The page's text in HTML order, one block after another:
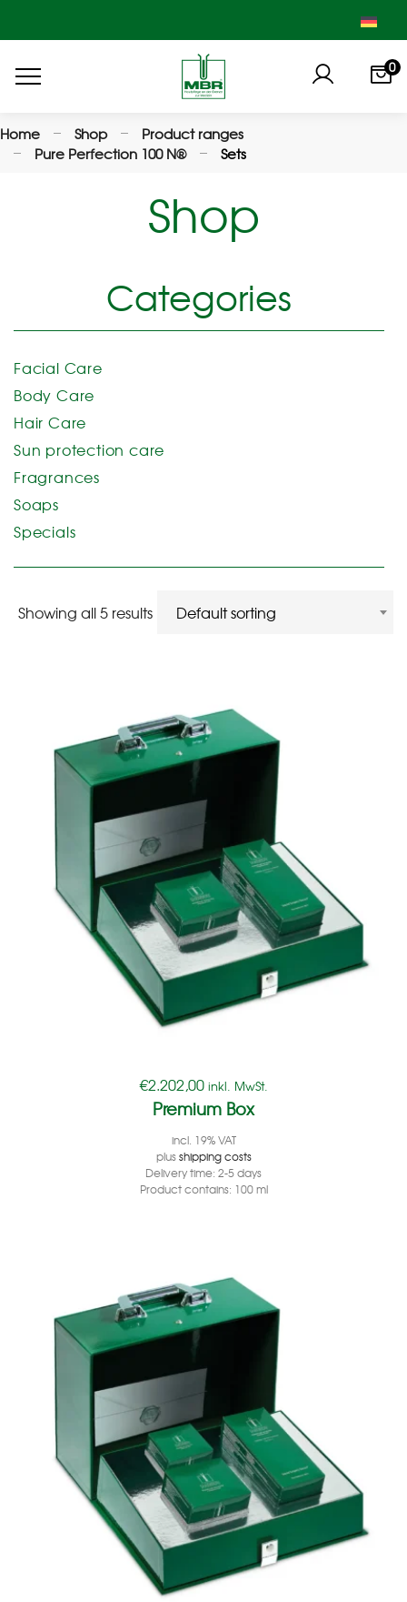
0
Home Shop
Product ranges
Pure Perfection 100 N®
Sets
Shop
Showing all 5 results Default sorting
€2.202,00 inkl. MwSt.
Premium Box
incl. 19% VAT
plusshipping costs
Delivery time: 2-5 days
Product contains: 100ml
Categories
Facial Care
Body Care
Hair Care
Sun protection care
Fragrances
Soaps
Specials